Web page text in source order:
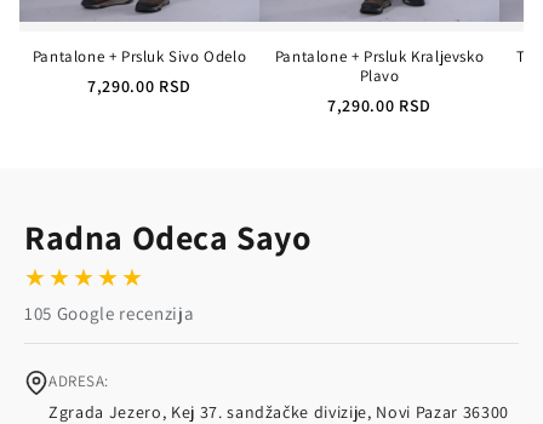
Pantalone + Prsluk Sivo Odelo
7,290.00 RSD
Pantalone + Prsluk Kraljevsko
Plavo
7,290.00 RSD
Radna Odeca Sayo
★★★★★
105 Google recenzija
ADRESA:
Zgrada Jezero, Kej 37. sandžačke divizije, Novi Pazar 36300